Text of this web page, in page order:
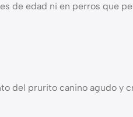
de edad ni en perros que
del prurito canino agudo y